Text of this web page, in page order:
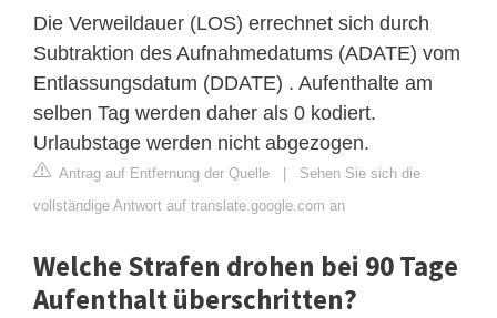
Die Verweildauer (LOS) errechnet sich durch
Subtraktion des Aufnahmedatums (ADATE) vom
Entlassungsdatum (DDATE) . Aufenthalte am
selben Tag werden daher als 0 kodiert.
Urlaubstage werden nicht abgezogen.
Antrag auf Entfernung der Quelle | Sehen Sie sich die
vollständige Antwort auf translate.google.com an
Welche Strafen drohen bei 90 Tage
Aufenthalt überschritten?